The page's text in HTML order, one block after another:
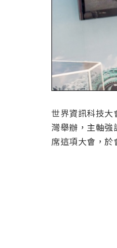
世界資訊科技大
灣舉辦，主軸強
席這項大會，於